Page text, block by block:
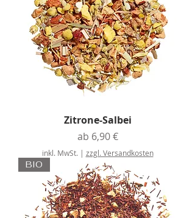
€
p
r
o
1
K
i
l
o
g
m
m
Zitrone-Salbei
ab 6,90 €
Sale-Preis
inkl. MwSt. | zzgl. Versandkosten
BIO